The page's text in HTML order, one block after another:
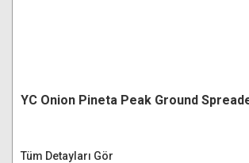
YC Onion Pineta Peak Ground
Tüm Detayları Gör